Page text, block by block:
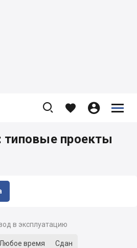
   


проекты
в эксплуатацию
Любое время Сдан